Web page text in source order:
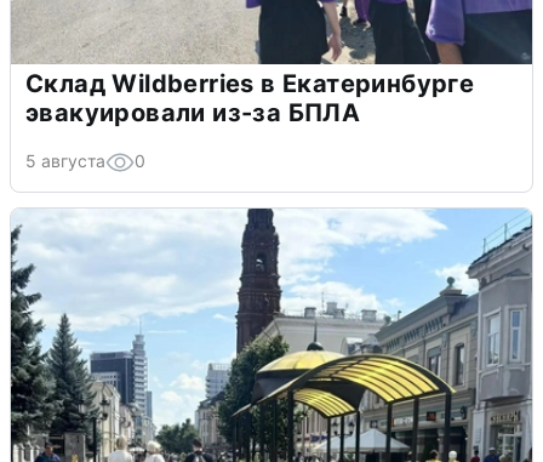
Склад Wildberries в Екатеринбурге
эвакуировали из-за БПЛА
5 августа 0